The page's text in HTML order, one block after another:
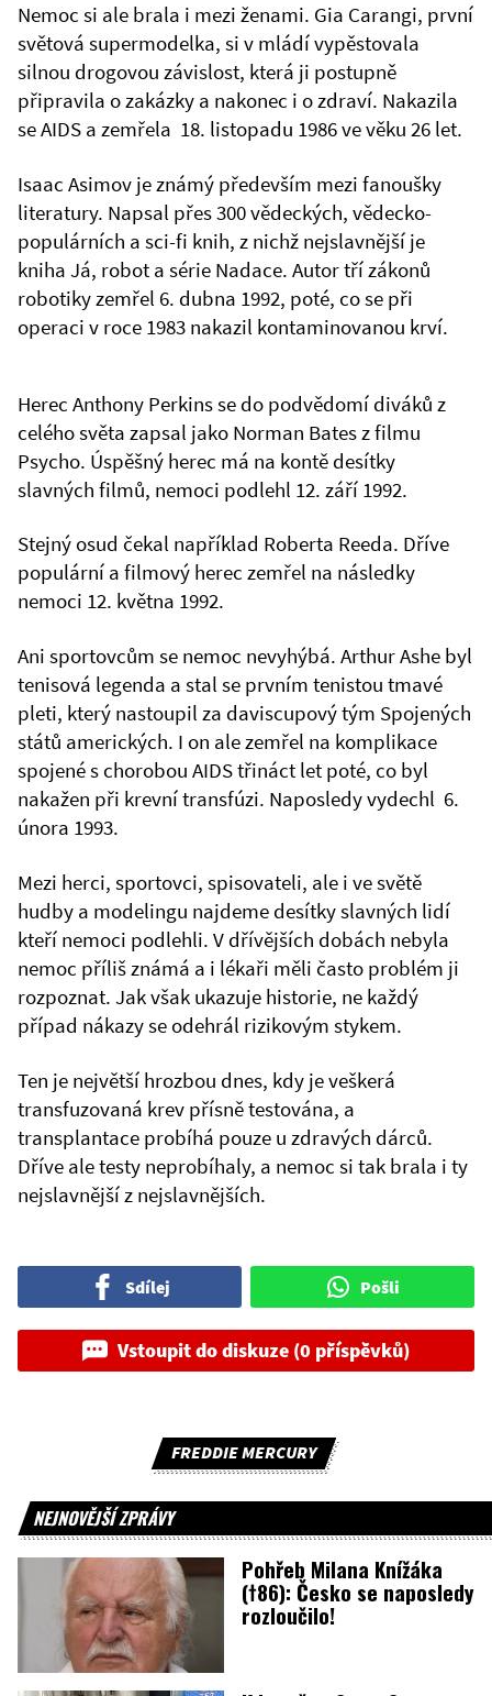
Nemoc si ale brala i mezi ženami. Gia Carangi, první
světová supermodelka, si v mládí vypěstovala
silnou drogovou závislost, která ji postupně
připravila o zakázky a nakonec i o zdraví. Nakazila
se AIDS a zemřela 18. listopadu 1986 ve věku 26 let.
Isaac Asimov je známý především mezi fanoušky
literatury. Napsal přes 300 vědeckých, vědecko-
populárních a sci-fi knih, z nichž nejslavnější je
kniha Já, robot a série Nadace. Autor tří zákonů
robotiky zemřel 6. dubna 1992, poté, co se při
operaci v roce 1983 nakazil kontaminovanou krví.
Herec Anthony Perkins se do podvědomí diváků z
celého světa zapsal jako Norman Bates z filmu
Psycho. Úspěšný herec má na kontě desítky
slavných filmů, nemoci podlehl 12. září 1992.
Stejný osud čekal například Roberta Reeda. Dříve
populární a filmový herec zemřel na následky
nemoci 12. května 1992.
Ani sportovcům se nemoc nevyhýbá. Arthur Ashe byl
tenisová legenda a stal se prvním tenistou tmavé
pleti, který nastoupil za daviscupový tým Spojených
států amerických. I on ale zemřel na komplikace
spojené s chorobou AIDS třináct let poté, co byl
nakažen při krevní transfúzi. Naposledy vydechl 6.
února 1993.
Mezi herci, sportovci, spisovateli, ale i ve světě
hudby a modelingu najdeme desítky slavných lidí
kteří nemoci podlehli. V dřívějších dobách nebyla
nemoc příliš známá a i lékaři měli často problém ji
rozpoznat. Jak však ukazuje historie, ne každý
případ nákazy se odehrál rizikovým stykem.
Ten je největší hrozbou dnes, kdy je veškerá
transfuzovaná krev přísně testována, a
transplantace probíhá pouze u zdravých dárců.
Dříve ale testy neprobíhaly, a nemoc si tak brala i ty
nejslavnější z nejslavnějších.
Sdílej Pošli
Vstoupit do diskuze (0 příspěvků)
FREDDIE MERCURY
NEJNOVĚJŠÍ ZPRÁVY
Pohřeb Milana Knížáka
(†86): Česko se naposledy
rozloučilo!